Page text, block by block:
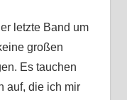
letzte Band um
großen
Es tauchen
auf, die ich mir